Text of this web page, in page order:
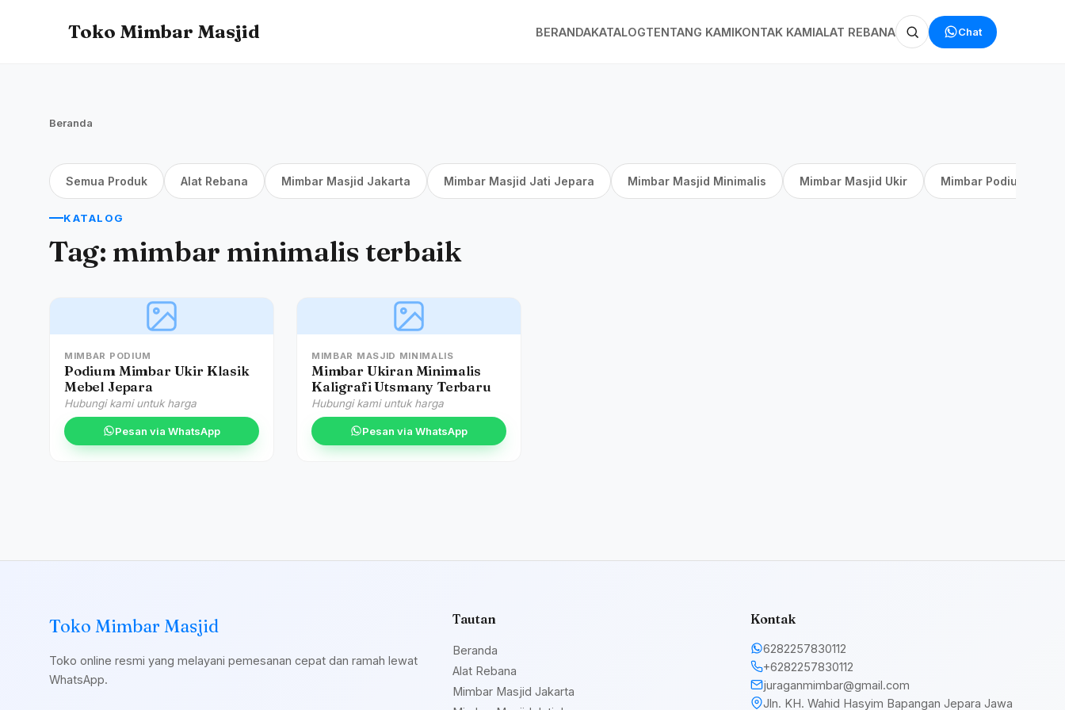
Toko Mimbar Masjid BERANDAKATALOGTENTANG KAMIKONTAK KAMIALAT REBANA Chat
Beranda
Semua Produk Alat Rebana Mimbar Masjid Jakarta Mimbar Masjid Jati Jepara Mimbar Masjid Minimalis Mimbar Masjid Ukir Mimbar Podium
KATALOG
Tag: mimbar minimalis terbaik
MIMBAR PODIUM
Podium Mimbar Ukir Klasik
Mebel Jepara
Hubungi kami untuk harga
Pesan via WhatsApp
MIMBAR MASJID MINIMALIS
Mimbar Ukiran Minimalis
Kaligrafi Utsmany Terbaru
Hubungi kami untuk harga
Pesan via WhatsApp
Toko Mimbar Masjid
Toko online resmi yang melayani pemesanan cepat dan ramah lewat
WhatsApp.
Tautan
Beranda
Alat Rebana
Mimbar Masjid Jakarta
Kontak
6282257830112
+6282257830112
juraganmimbar@gmail.com
Jln. KH. Wahid Hasyim Bapangan Jepara Jawa